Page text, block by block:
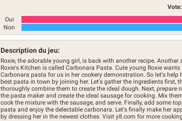
Vote:
Oui
Non
Description du jeu:
Roxie, the adorable young girl, is back with another recipe. Another
Roxie's Kitchen is called Carbonara Pasta. Cute young Roxie wants
Carbonara pasta for us in her cookery demonstration. So let's help
best pasta in town by joining her. Let's gather the ingredients first,
thoroughly combine them to create the ideal dough. Next, prepare
the pasta maker and create the ideal sausage for cooking. Mix
cook the mixture with the sausage, and serve. Finally, add some
pasta and enjoy the delectable carbonara. Let's finally make her
by dressing her in the newest clothes. Visit y8.com for more